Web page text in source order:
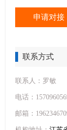
申请对接
联系方式
联系人：罗敏
电话：
邮箱：